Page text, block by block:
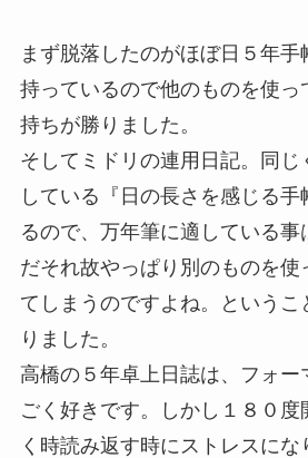
まず脱落したのがほぼ日５年
持っているので他のものを使っ
持ちが勝りました。
そしてミドリの連用日記。同じ
している『日の長さを感じる
るので、万年筆に適している事
だそれ故やっぱり別のものを使
てしまうのですよね。というこ
りました。
高橋の５年卓上日誌は、フォー
ごく好きです。しかし１８０
く時読み返す時にストレスにな